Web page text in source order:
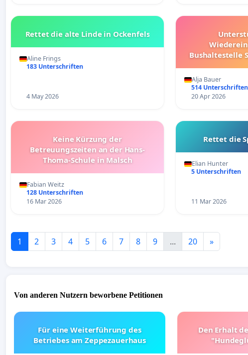
Rettet die alte Linde in Ockenfels
Aline Frings
183 Unterschriften
4 May 2026
Bushaltestelle
Alja Bauer
514 Unterschriften
20 Apr 2026
Keine Kürzung der
Betreuungszeiten an der Hans-
Thoma-Schule in Malsch
Fabian Weitz
128 Unterschriften
16 Mar 2026
Rettet die
Elian Hunter
5 Unterschriften
11 Mar 2026
1 2 3 4 5 6 7 8 9 ... 20 »
Von anderen Nutzern beworbene Petitionen
Für eine Weiterführung des
Betriebes am Zeppezauerhaus
Den Erhalt